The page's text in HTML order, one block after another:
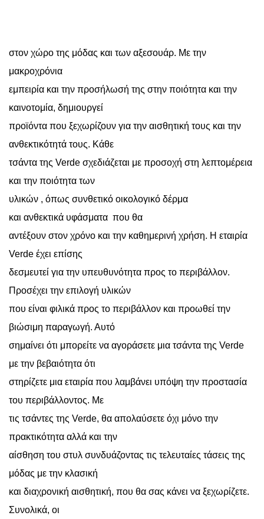
στον χώρο της μόδας και των αξεσουάρ. Με την
μακροχρόνια
εμπειρία και την προσήλωσή της στην ποιότητα και την
καινοτομία, δημιουργεί
προϊόντα που ξεχωρίζουν για την αισθητική τους και την
ανθεκτικότητά τους. Κάθε
τσάντα της Verde σχεδιάζεται με προσοχή στη λεπτομέρεια
και την ποιότητα των
υλικών , όπως συνθετικό οικολογικό δέρμα
και ανθεκτικά υφάσματα που θα
αντέξουν στον χρόνο και την καθημερινή χρήση. Η εταιρία
Verde έχει επίσης
δεσμευτεί για την υπευθυνότητα προς το περιβάλλον.
Προσέχει την επιλογή υλικών
που είναι φιλικά προς το περιβάλλον και προωθεί την
βιώσιμη παραγωγή. Αυτό
σημαίνει ότι μπορείτε να αγοράσετε μια τσάντα της Verde
με την βεβαιότητα ότι
στηρίζετε μια εταιρία που λαμβάνει υπόψη την προστασία
του περιβάλλοντος. Με
τις τσάντες της Verde, θα απολαύσετε όχι μόνο την
πρακτικότητα αλλά και την
αίσθηση του στυλ συνδυάζοντας τις τελευταίες τάσεις της
μόδας με την κλασική
και διαχρονική αισθητική, που θα σας κάνει να ξεχωρίζετε.
Συνολικά, οι